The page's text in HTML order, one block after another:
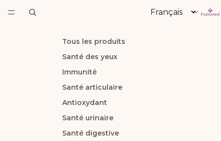
Tous les produits
Santé des yeux
Immunité
Santé articulaire
Antioxydant
Santé urinaire
Santé digestive
Langue